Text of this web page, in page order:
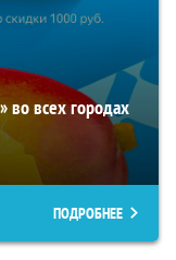
во всех городах
ПОДРОБНЕЕ